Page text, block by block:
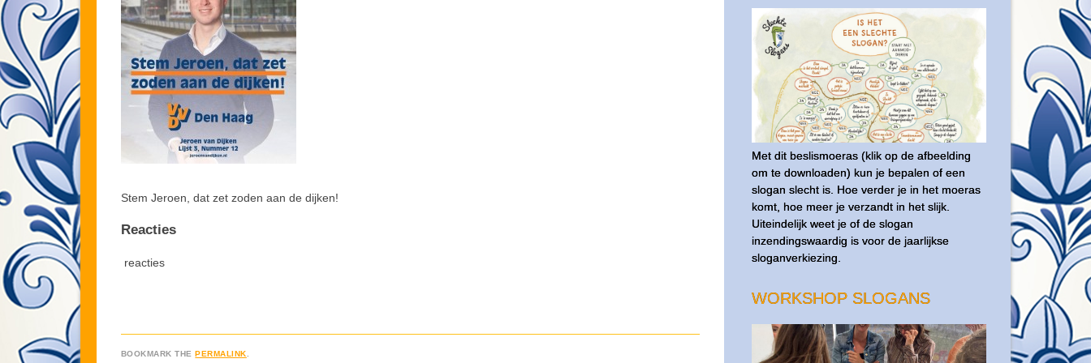
Stem Jeroen, dat zet zoden aan de dijken!
Reacties
reacties
BOOKMARK THEPERMALINK.
Met dit beslismoeras (klik op de afbeelding
om te downloaden) kun je bepalen of een
slogan slecht is. Hoe verder je in het moeras
komt, hoe meer je verzandt in het slijk.
Uiteindelijk weet je of de slogan
inzendingswaardig is voor de jaarlijkse
sloganverkiezing.
WORKSHOP SLOGANS